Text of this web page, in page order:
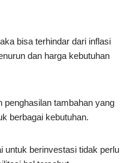
bisa terhindar dari inflasi
dan harga kebutuhan
penghasilan tambahan yang
berbagai kebutuhan.
untuk berinvestasi tidak perlu